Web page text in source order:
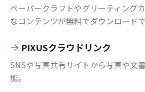
ペーパークラフトやグリーティング
なコンテンツが無料でダウンロードで
PIXUSクラウドリンク
SNSや写真共有サイトから写真や文
能。